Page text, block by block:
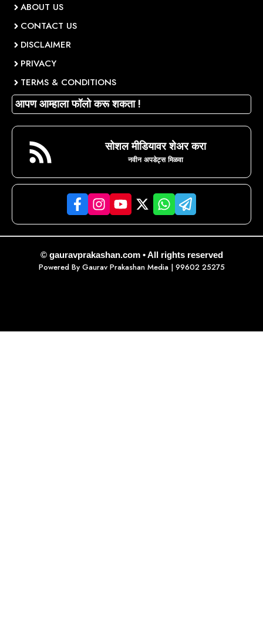
ABOUT US
CONTACT US
DISCLAIMER
PRIVACY
TERMS & CONDITIONS
आपण आम्हाला फॉलो करू शकता !
सोशल मीडियावर शेअर करा
नवीन अपडेट्स मिळवा
© gauravprakashan.com • All rights reserved
Powered By Gaurav Prakashan Media| 99602 25275